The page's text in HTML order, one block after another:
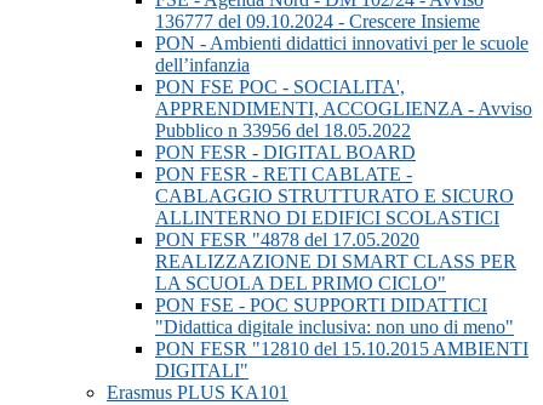
136777 del 09.10.2024 - Crescere Insieme
PON - Ambienti didattici innovativi per le scuole
dell’infanzia
PON FSE POC - SOCIALITA',
APPRENDIMENTI, ACCOGLIENZA - Avviso
Pubblico n 33956 del 18.05.2022
PON FESR - DIGITAL BOARD
PON FESR - RETI CABLATE -
CABLAGGIO STRUTTURATO E SICURO
ALLINTERNO DI EDIFICI SCOLASTICI
PON FESR "4878 del 17.05.2020
REALIZZAZIONE DI SMART CLASS PER
LA SCUOLA DEL PRIMO CICLO"
PON FSE - POC SUPPORTI DIDATTICI
"Didattica digitale inclusiva: non uno di meno"
PON FESR "12810 del 15.10.2015 AMBIENTI
DIGITALI"
Erasmus PLUS KA101